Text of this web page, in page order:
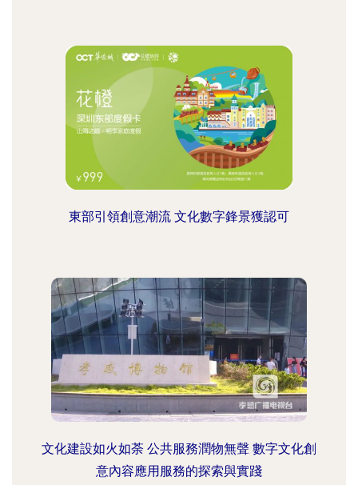
東部引領創意潮流 文化數字鋒景獲認可
文化建設如火如荼 公共服務潤物無聲 數字文化創
意內容應用服務的探索與實踐